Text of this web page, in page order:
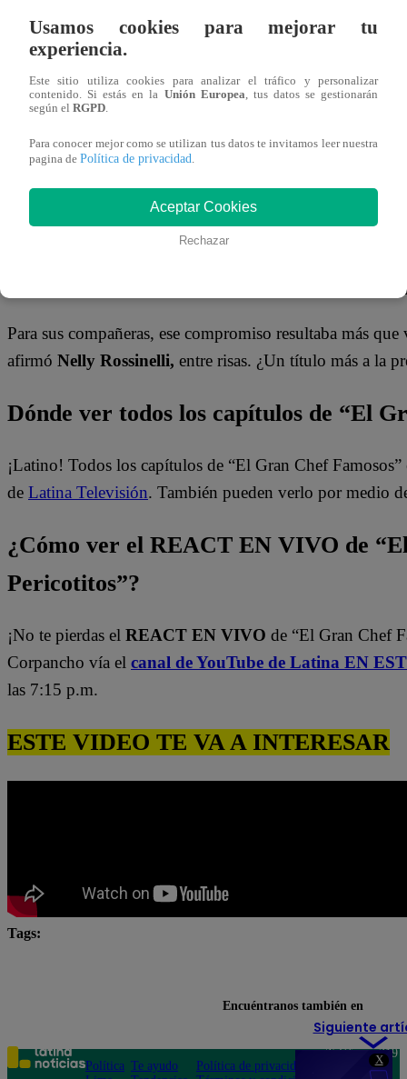
X
quiso saber más.“¿Usted cree que no le va a afectar a
Luciano
no le quedó más opción que responder con
qué pensar con respecto a mi integridad , pero yo
Para sus compañeras, ese compromiso resultaba más
afirmó Nelly Rossinelli, entre risas. ¿Un título más a la
Dónde ver todos los capítulos de “El
¡Latino! Todos los capítulos de “El Gran Chef
de Latina Televisión. También pueden verlo por medio
¿Cómo ver el REACT EN VIVO de
Pericotitos”?
¡No te pierdas el REACT EN VIVO de “El Gran Chef
Corpancho vía el canal de YouTube de Latina EN
las 7:15 p.m.
ESTE VIDEO TE VA A INTERESAR
Tags:
Siguiente
Usamos cookies para mejorar tu
experiencia.
Este sitio utiliza cookies para analizar el tráfico y personalizar
contenido. Si estás en la Unión Europea , tus datos se gestionarán
según el RGPD
Para conocer mejor como se utilizan tus datos te invitamos leer nuestra
pagina de Política de privacidad
Aceptar Cookies
Rechazar
Encuéntranos también en
Política Te ayudo
Política de privacidad
Teléfono: 219